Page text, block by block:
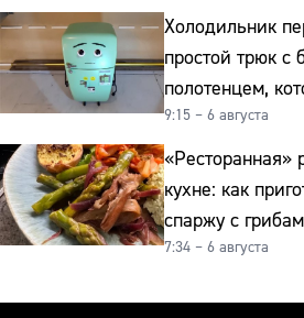
Холодильник
простой трюк
полотенцем,
овощи от гнили
9:15 – 6 августа
«Ресторанная»
кухне: как
спаржу с
7:34 – 6 августа